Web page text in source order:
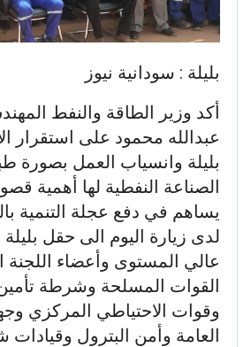
بليلة : سودانية نيوز
أكد وزير الطاقة والنفط
عبدالله محمود على استقرار
بليلة وانسياب العمل بصورة
الصناعة النفطية لها أهمية
يساهم في دفع عجلة التنمية
لدى زيارة اليوم الى حقل
عالي المستوى وأعضاء اللجنة
القوات المسلحة وشرطة
وقوات الاحتياطي المركزي
العامة وأمن البترول وقيادات